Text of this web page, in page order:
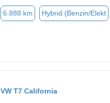
6.888 km Hybrid (Benzin/Elekt
VW T7 California